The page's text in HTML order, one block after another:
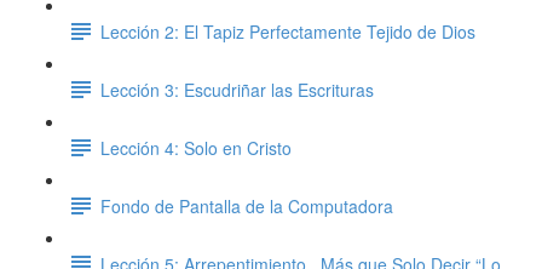
Lección 2: El Tapiz Perfectamente Tejido de Dios
Lección 3: Escudriñar las Escrituras
Lección 4: Solo en Cristo
Fondo de Pantalla de la Computadora
Lección 5: Arrepentimiento_ Más que Solo Decir “Lo